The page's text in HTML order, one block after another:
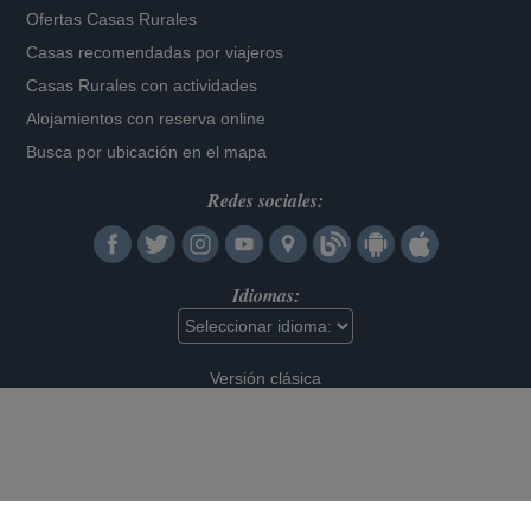
Ofertas Casas Rurales
Casas recomendadas por viajeros
Casas Rurales con actividades
Alojamientos con reserva online
Busca por ubicación en el mapa
Redes sociales:
Idiomas:
Versión clásica